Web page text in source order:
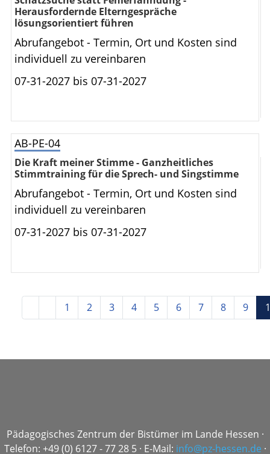
Herausfordernde Elterngespräche
lösungsorientiert führen
Abrufangebot - Termin, Ort und Kosten sind
individuell zu vereinbaren
07-31-2027 bis07-31-2027
AB-PE-04
Die Kraft meiner Stimme - Ganzheitliches
Stimmtraining für die Sprech- und Singstimme
Abrufangebot - Termin, Ort und Kosten sind
individuell zu vereinbaren
07-31-2027 bis07-31-2027
1 2 3 4 5 6 7 8 9
Pädagogisches Zentrum der Bistümer im Lande Hessen ·
Telefon: +49 (0) 6127 - 77 28 5 · E-Mail: info@pz-hessen.de ·